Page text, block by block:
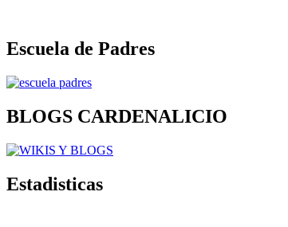
Escuela de Padres
BLOGS CARDENALICIO
Estadisticas